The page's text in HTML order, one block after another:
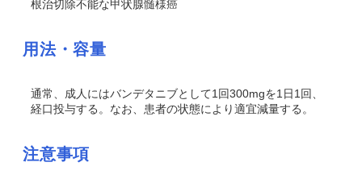
根治切除不能な甲状腺髄様癌
用法・容量
通常、成人にはバンデタニブとして1回300mgを1日1回、
経口投与する。なお、患者の状態により適宜減量する。
注意事項